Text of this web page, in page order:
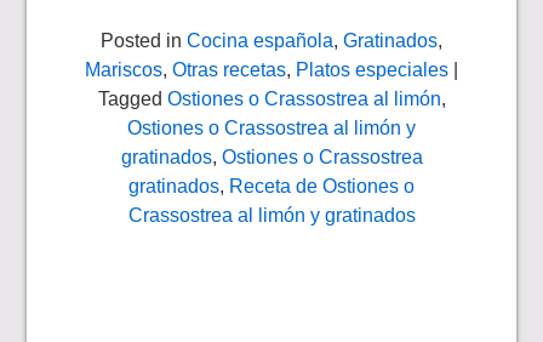
Posted in Cocina española, Gratinados,
Mariscos, Otras recetas, Platos especiales
Tagged Ostiones o Crassostrea al limón,
Ostiones o Crassostrea al limón y
gratinados, Ostiones o Crassostrea
gratinados, Receta de Ostiones o
Crassostrea al limón y gratinados